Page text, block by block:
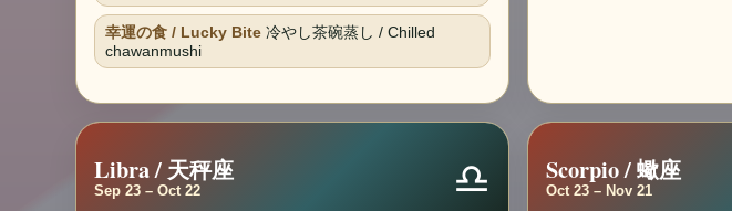
幸運の食 / Lucky Bite冷やし茶碗蒸し / Chilled
chawanmushi
Libra / 天秤座
Sep 23 – Oct 22 ♎ Scorpio / 蠍座
Oct 23 – Nov 21